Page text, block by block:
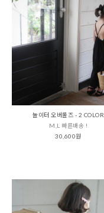
놀이터 오버롤즈 - 2 COLOR
M,L 빠른배송 !
30,600원